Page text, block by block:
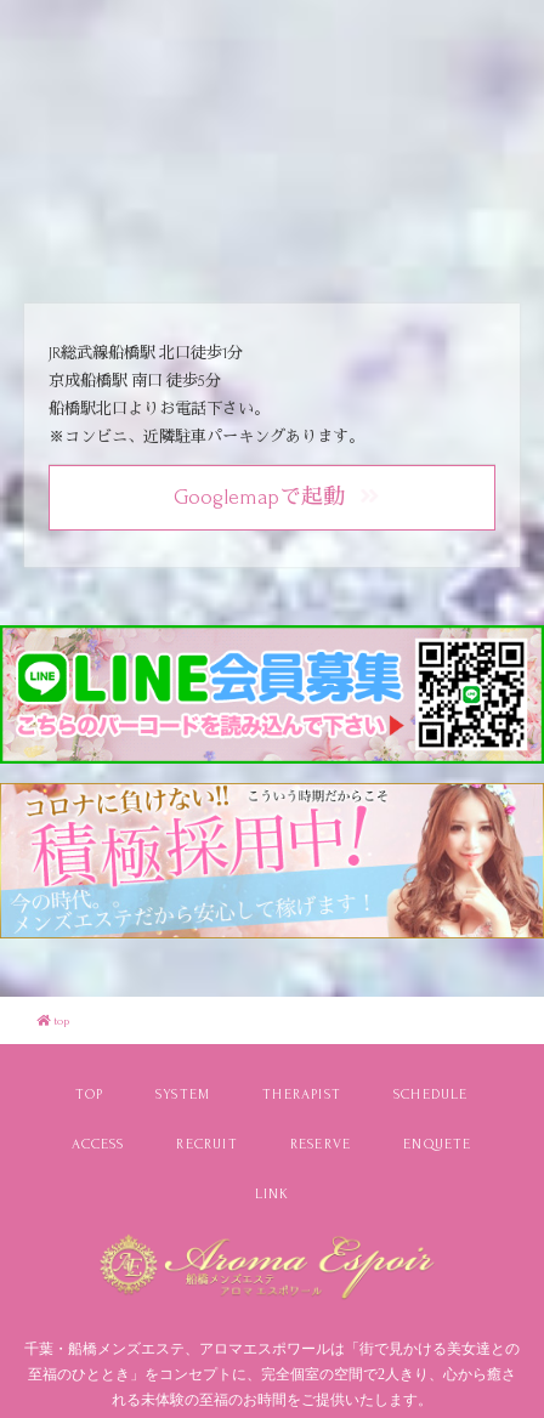
JR総武線船橋駅 北口徒歩1分
京成船橋駅 南口 徒歩5分
船橋駅北口よりお電話下さい。
※コンビニ、近隣駐車パーキングあります。
Googlemapで起動
top
TOP SYSTEM THERAPIST SCHEDULE
ACCESS RECRUIT RESERVE ENQUETE
LINK
千葉・船橋メンズエステ、アロマエスポワールは「街で見かける美女達との
至福のひととき」をコンセプトに、 完全個室の空間で2人きり、心から癒さ
れる未体験の至福のお時間をご提供いたします。